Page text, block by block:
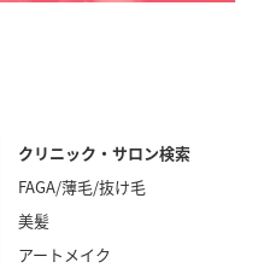
クリニック・サロン検索
FAGA/薄毛/抜け毛
美髪
アートメイク